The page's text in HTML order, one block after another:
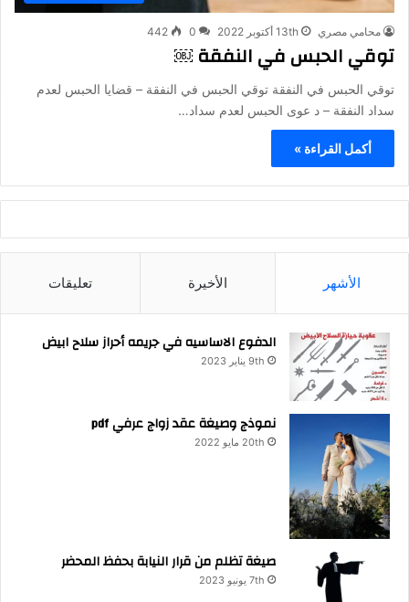
محامي مصري 13th أكتوبر 2022 0
442
توقي الحبس في النفقة ￼
توقي الحبس في النفقة توقي الحبس في النفقة – قضايا الحبس لعدم
سداد النفقة – د عوى الحبس لعدم سداد…
أكمل القراءة »
الأشهر الأخيرة تعليقات
الدفوع الاساسيه في جريمه أحراز سلاح ابيض
9th يناير 2023
نموذج وصيغة عقد زواج عرفي pdf
20th مايو 2022
صيغة تظلم من قرار النيابة بحفظ المحضر
7th يونيو 2023